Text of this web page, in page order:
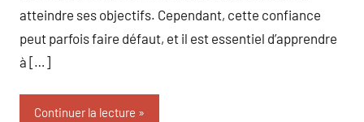
atteindre ses objectifs. Cependant, cette confiance
peut parfois faire défaut, et il est essentiel d’apprendre
à […]
Continuer la lecture